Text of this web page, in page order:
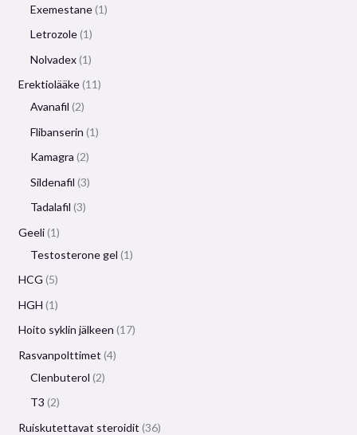
Exemestane 1
Letrozole 1
Nolvadex 1
Erektiolääke 11
Avanafil 2
Flibanserin 1
Kamagra 2
Sildenafil 3
Tadalafil 3
Geeli 1
Testosterone gel 1
HCG 5
HGH 1
Hoito syklin jälkeen 17
Rasvanpolttimet 4
Clenbuterol 2
T3 2
Ruiskutettavat steroidit 36